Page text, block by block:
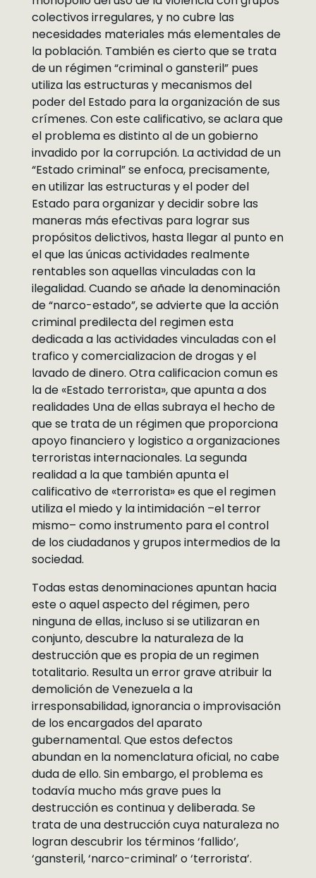
colectivos irregulares, y no cubre las
necesidades materiales más elementales de
la población. También es cierto que se trata
de un régimen “criminal o gansteril” pues
utiliza las estructuras y mecanismos del
poder del Estado para la organización de sus
crímenes. Con este calificativo, se aclara que
el problema es distinto al de un gobierno
invadido por la corrupción. La actividad de un
“Estado criminal” se enfoca, precisamente,
en utilizar las estructuras y el poder del
Estado para organizar y decidir sobre las
maneras más efectivas para lograr sus
propósitos delictivos, hasta llegar al punto en
el que las únicas actividades realmente
rentables son aquellas vinculadas con la
ilegalidad. Cuando se añade la denominación
de “narco-estado”, se advierte que la acción
criminal predilecta del regimen esta
dedicada a las actividades vinculadas con el
trafico y comercializacion de drogas y el
lavado de dinero. Otra calificacion comun es
la de «Estado terrorista», que apunta a dos
realidades Una de ellas subraya el hecho de
que se trata de un régimen que proporciona
apoyo financiero y logistico a organizaciones
terroristas internacionales. La segunda
realidad a la que también apunta el
calificativo de «terrorista» es que el regimen
utiliza el miedo y la intimidación –el terror
mismo– como instrumento para el control
de los ciudadanos y grupos intermedios de la
sociedad.
Todas estas denominaciones apuntan hacia
este o aquel aspecto del régimen, pero
ninguna de ellas, incluso si se utilizaran en
conjunto, descubre la naturaleza de la
destrucción que es propia de un regimen
totalitario. Resulta un error grave atribuir la
demolición de Venezuela a la
irresponsabilidad, ignorancia o improvisación
de los encargados del aparato
gubernamental. Que estos defectos
abundan en la nomenclatura oficial, no cabe
duda de ello. Sin embargo, el problema es
todavía mucho más grave pues la
destrucción es continua y deliberada. Se
trata de una destrucción cuya naturaleza no
logran descubrir los términos ‘fallido’,
‘gansteril, ‘narco-criminal’ o ‘terrorista’.